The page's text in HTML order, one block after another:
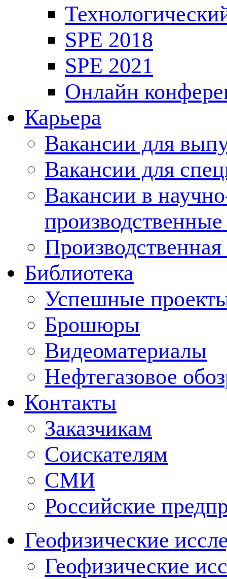
SPE 2018
SPE 2021
Онлайн
Карьера
Вакансии для
Вакансии для
Вакансии в
Производственная
Библиотека
Успешные
Брошюры
Видеоматериалы
Нефтегазовое
Контакты
Заказчикам
Соискателям
СМИ
Российские
Геофизические
Геофизические